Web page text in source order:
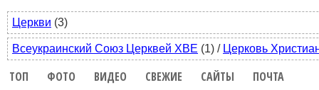
Церкви (3)
Всеукраинский Союз Церквей ХВЕ (1) / Церковь
ТОП ФОТО ВИДЕО СВЕЖИЕ САЙТЫ ПОЧТА